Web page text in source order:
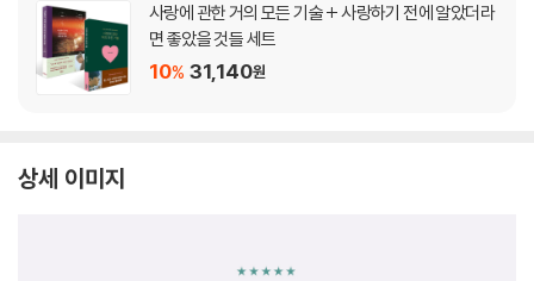
사랑에 관한 거의 모든 기술 + 사랑하기 전에 알았더라
면 좋았을 것들 세트
10% 31,140원
상세 이미지